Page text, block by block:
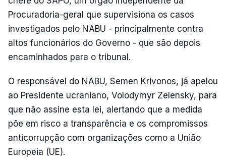
Procuradoria-geral que supervisiona os casos
investigados pelo NABU - principalmente contra
altos funcionários do Governo - que são depois
encaminhados para o tribunal.
O responsável do NABU, Semen Krivonos, já apelou
ao Presidente ucraniano, Volodymyr Zelensky, para
que não assine esta lei, alertando que a medida
põe em risco a transparência e os compromissos
anticorrupção com organizações como a União
Europeia (UE).